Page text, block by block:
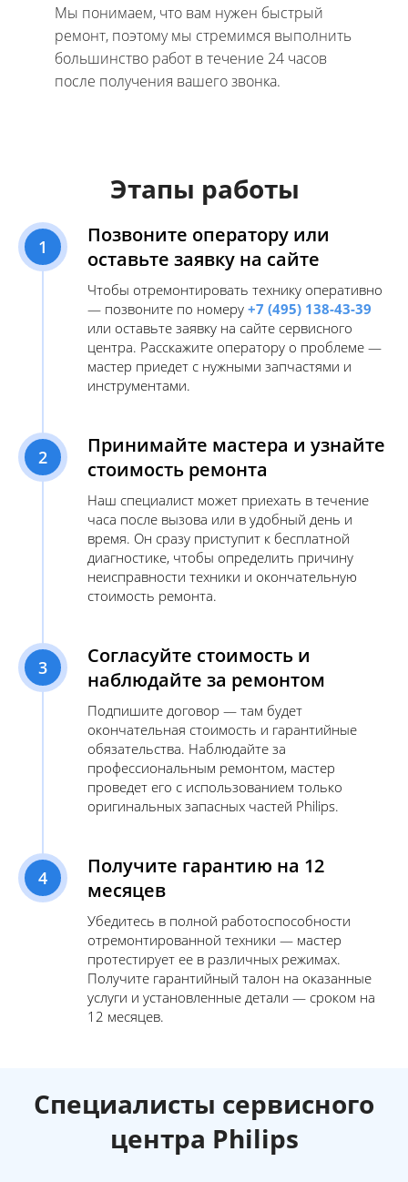
Мы понимаем, что вам нужен быстрый
ремонт, поэтому мы стремимся выполнить
большинство работ в течение 24 часов
после получения вашего звонка.
Этапы работы
1
Позвоните оператору или
оставьте заявку на сайте
Чтобы отремонтировать технику оперативно
— позвоните по номеру +7 (495) 138-43-39
или оставьте заявку на сайте сервисного
центра. Расскажите оператору о проблеме —
мастер приедет с нужными запчастями и
инструментами.
2
Принимайте мастера и узнайте
стоимость ремонта
Наш специалист может приехать в течение
часа после вызова или в удобный день и
время. Он сразу приступит к бесплатной
диагностике, чтобы определить причину
неисправности техники и окончательную
стоимость ремонта.
3
Согласуйте стоимость и
наблюдайте за ремонтом
Подпишите договор — там будет
окончательная стоимость и гарантийные
обязательства. Наблюдайте за
профессиональным ремонтом, мастер
проведет его с использованием только
оригинальных запасных частей Philips.
4
Получите гарантию на 12
месяцев
Убедитесь в полной работоспособности
отремонтированной техники — мастер
протестирует ее в различных режимах.
Получите гарантийный талон на оказанные
услуги и установленные детали — сроком на
12 месяцев.
Специалисты сервисного
центра Philips